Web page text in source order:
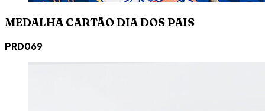
MEDALHA CARTÃO DIA DOS PAIS
PRD069